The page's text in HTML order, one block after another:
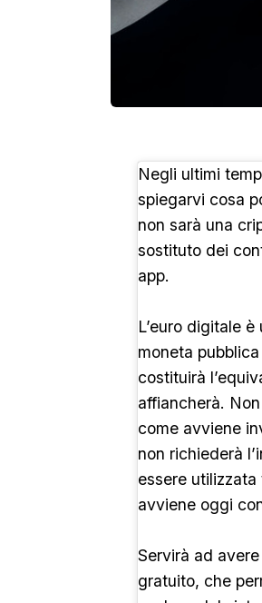
Negli ultimi
spiegarvi cosa
non sarà una
sostituto dei
app.
L’euro digitale
moneta
costituirà
affiancherà.
come avviene
non richiederà
essere
avviene oggi
Servirà ad
gratuito, che